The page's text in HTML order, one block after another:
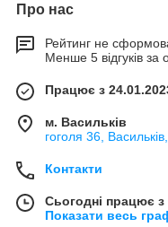
Про нас
Рейтинг не
Менше 5 відгуків за
Працює з
м. Васильків
гоголя 36,
Контакти
Сьогодні працює
Показати весь